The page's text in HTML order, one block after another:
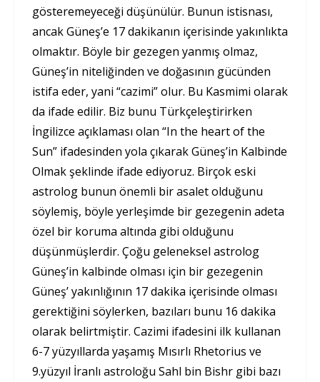
gösteremeyeceği düşünülür. Bunun istisnası,
ancak Güneş’e 17 dakikanın içerisinde yakınlıkta
olmaktır. Böyle bir gezegen yanmış olmaz,
Güneş’in niteliğinden ve doğasının gücünden
istifa eder, yani “cazimi” olur. Bu Kasmimi olarak
da ifade edilir. Biz bunu Türkçeleştirirken
İngilizce açıklaması olan “In the heart of the
Sun” ifadesinden yola çıkarak Güneş’in Kalbinde
Olmak şeklinde ifade ediyoruz. Birçok eski
astrolog bunun önemli bir asalet olduğunu
söylemiş, böyle yerleşimde bir gezegenin adeta
özel bir koruma altında gibi olduğunu
düşünmüşlerdir. Çoğu geleneksel astrolog
Güneş’in kalbinde olması için bir gezegenin
Güneş’ yakınlığının 17 dakika içerisinde olması
gerektiğini söylerken, bazıları bunu 16 dakika
olarak belirtmiştir. Cazimi ifadesini ilk kullanan
6-7 yüzyıllarda yaşamış Mısırlı Rhetorius ve
9.yüzyıl İranlı astroloğu Sahl bin Bishr gibi bazı